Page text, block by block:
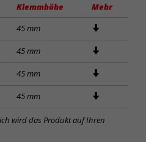
Klemmhöhe
Mehr
45 mm
45 mm
45 mm
45 mm
wird das Produkt auf Ihren